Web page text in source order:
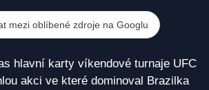
mezi oblíbené zdroje na Googlu
hlavní karty víkendové turnaje UFC
akci ve které dominoval Brazilka